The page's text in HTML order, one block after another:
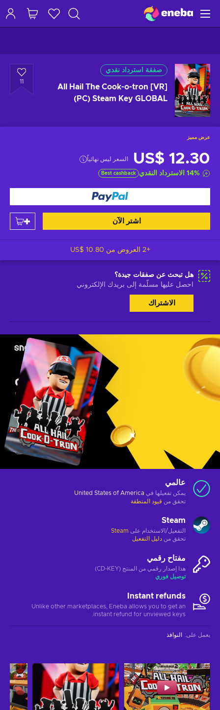
صفقة استرداد نقدي
All Hail The Cook-o-tron [VR]
(PC) Steam Key GLOBAL
11
عرض مميز
US$ 12.30 السعر ليس نهائياً
14% الاسترداد النقدي Best cashback
اشتر الآن
+2 العروض من US$ 10.80
هل تبحث عن صفقات جيدة؟
احصل عليها مسلّمة إلى بريدك الإلكتروني
الاشتراك
عالمي
يمكن تفعيلها في United States of America
تحقق من قيود المنطقة
Steam
التفعيل/الاستخدام على Steam
تحقق من دليل التفعيل
مفتاح رقمي
هذا إصدار رقمي من المنتج (CD-KEY)
توصيل فوري
Instant refunds
Unlike other marketplaces, Eneba allows you to get an
instant refund for unviewed keys.
يعمل على: النوافذ